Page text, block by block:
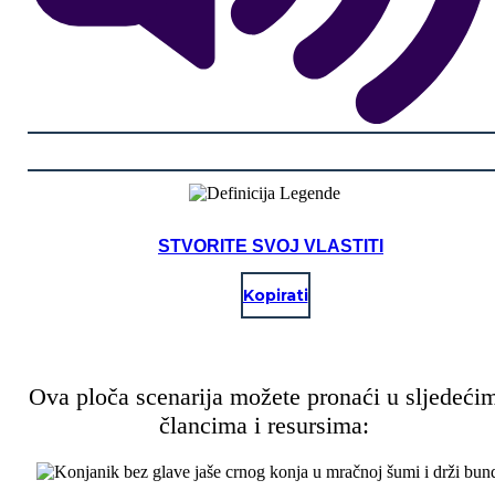
STVORITE SVOJ VLASTITI
Kopirati
Ova ploča scenarija možete pronaći u
člancima i resursima: